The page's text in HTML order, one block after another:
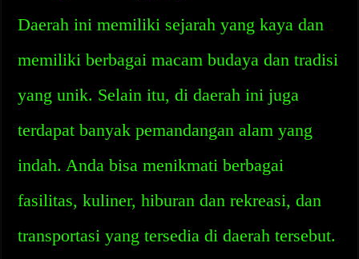
Daerah ini memiliki sejarah yang kaya dan
memiliki berbagai macam budaya dan tradisi
yang unik. Selain itu, di daerah ini juga
terdapat banyak pemandangan alam yang
indah. Anda bisa menikmati berbagai
fasilitas, kuliner, hiburan dan rekreasi, dan
transportasi yang tersedia di daerah tersebut.